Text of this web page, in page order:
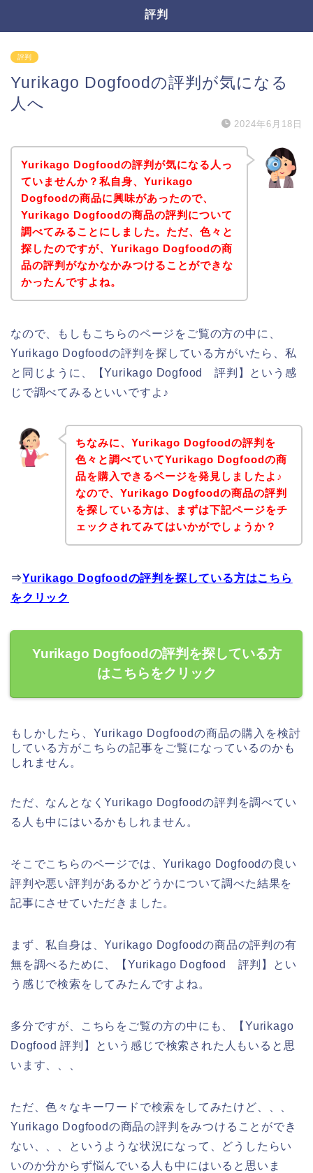
評判
評判
Yurikago Dogfoodの評判が気になる
人へ
2024年6月18日
Yurikago Dogfoodの評判が気になる人っ
ていませんか？私自身、Yurikago
Dogfoodの商品に興味があったので、
Yurikago Dogfoodの商品の評判について
調べてみることにしました。ただ、色々と
探したのですが、Yurikago Dogfoodの商
品の評判がなかなかみつけることができな
かったんですよね。
なので、もしもこちらのページをご覧の方の中に、
Yurikago Dogfoodの評判を探している方がいたら、私
と同じように、【Yurikago Dogfood 評判】という感
じで調べてみるといいですよ♪
ちなみに、Yurikago Dogfoodの評判を
色々と調べていてYurikago Dogfoodの商
品を購入できるページを発見しましたよ♪
なので、Yurikago Dogfoodの商品の評判
を探している方は、まずは下記ページをチ
ェックされてみてはいかがでしょうか？
⇒Yurikago Dogfoodの評判を探している方はこちら
をクリック
Yurikago Dogfoodの評判を探している方
はこちらをクリック
もしかしたら、Yurikago Dogfoodの商品の購入を検討
している方がこちらの記事をご覧になっているのかも
しれません。
ただ、なんとなくYurikago Dogfoodの評判を調べてい
る人も中にはいるかもしれません。
そこでこちらのページでは、Yurikago Dogfoodの良い
評判や悪い評判があるかどうかについて調べた結果を
記事にさせていただきました。
まず、私自身は、Yurikago Dogfoodの商品の評判の有
無を調べるために、【Yurikago Dogfood 評判】とい
う感じで検索をしてみたんですよね。
多分ですが、こちらをご覧の方の中にも、【Yurikago
Dogfood 評判】という感じで検索された人もいると思
います、、、
ただ、色々なキーワードで検索をしてみたけど、、、
Yurikago Dogfoodの商品の評判をみつけることができ
ない、、、というような状況になって、どうしたらい
いのか分からず悩んでいる人も中にはいると思いま